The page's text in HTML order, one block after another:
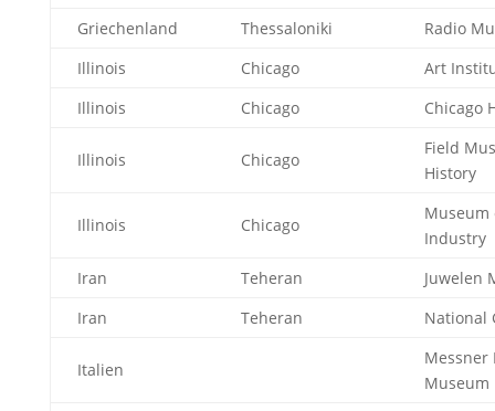
Griechenland
Thessaloniki
Radio
Illinois
Chicago
Art
Illinois
Chicago Chicago
Illinois Chicago
Field
History
Illinois Chicago
Museum
Industry
Iran
Teheran
Juwelen
Iran
Teheran National
Italien
Messner
Museum